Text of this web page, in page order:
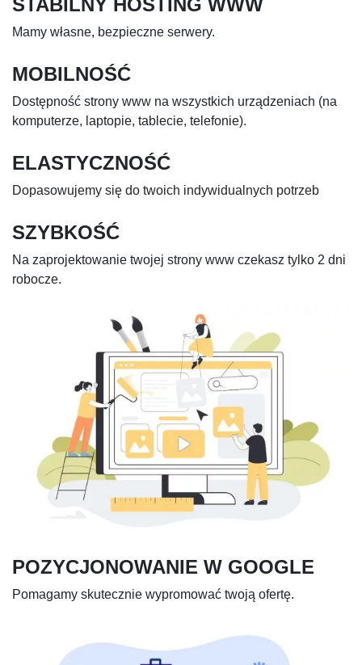
STABILNY HOSTING WWW
Mamy własne, bezpieczne serwery.
MOBILNOŚĆ
Dostępność strony www na wszystkich urządzeniach (na
komputerze, laptopie, tablecie, telefonie).
ELASTYCZNOŚĆ
Dopasowujemy się do twoich indywidualnych potrzeb
SZYBKOŚĆ
Na zaprojektowanie twojej strony www czekasz tylko 2 dni
robocze.
POZYCJONOWANIE W GOOGLE
Pomagamy skutecznie wypromować twoją ofertę.